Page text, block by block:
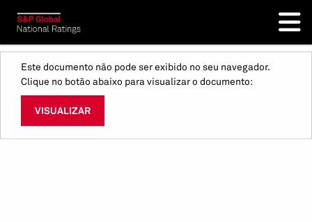
Este documento não pode ser exibido no seu navegador.
Clique no botão abaixo para visualizar o documento:
VISUALIZAR